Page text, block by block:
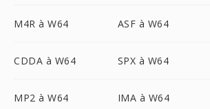
M4R à W64 ASF à W64
CDDA à W64 SPX à W64
MP2 à W64 IMA à W64